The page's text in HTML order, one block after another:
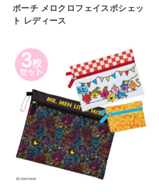
ポーチ メロクロフェイスポシェッ
ト レディース